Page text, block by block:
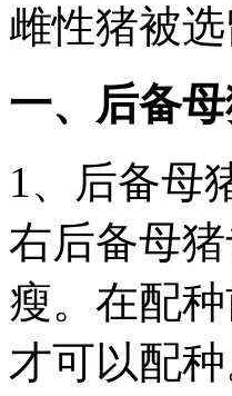
雌性猪被
一、后备
1、后备母
右后备母
瘦。在配
才可以配